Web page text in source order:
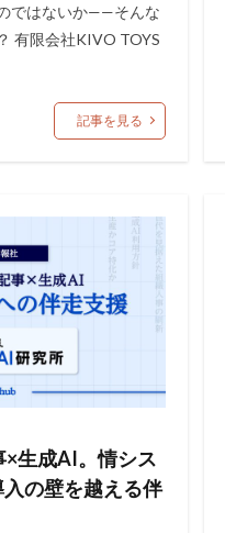
ではないか——そんな
有限会社KIVO TOYS
記事を見る
生成AI。情シス
の壁を越える伴